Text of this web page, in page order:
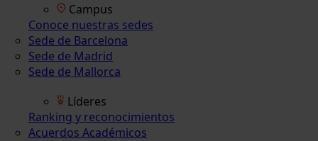
Campus
Conoce nuestras sedes
Sede de Barcelona
Sede de Madrid
Sede de Mallorca
Líderes
Ranking y reconocimientos
Acuerdos Académicos